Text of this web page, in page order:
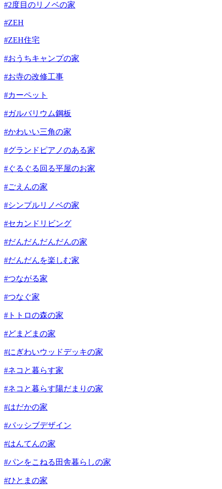
#2度目のリノベの家
#ZEH
#ZEH住宅
#おうちキャンプの家
#お寺の改修工事
#カーペット
#ガルバリウム鋼板
#かわいい三角の家
#グランドピアノのある家
#ぐるぐる回る平屋のお家
#ごえんの家
#シンプルリノベの家
#セカンドリビング
#だんだんだんだんの家
#だんだんを楽しむ家
#つながる家
#つなぐ家
#トトロの森の家
#どまどまの家
#にぎわいウッドデッキの家
#ネコと暮らす家
#ネコと暮らす陽だまりの家
#はだかの家
#パッシブデザイン
#はんてんの家
#パンをこねる田舎暮らしの家
#ひとまの家